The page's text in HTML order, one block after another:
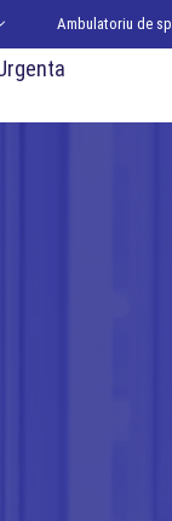
Ambulatoriu de